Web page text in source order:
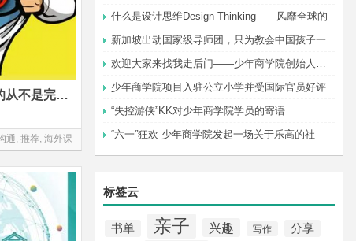
什么是设计思维Design Thinking——风靡全球的
新加坡出动国家级导师团，只为教会中国孩子一
欢迎大家来找我走后门——少年商学院创始人张华
少年商学院项目入驻公立小学并受国际官员好评
“失控游侠”KK对少年商学院学员的寄语
“六一”狂欢 少年商学院发起一场关于乐高的社
标签云
书单 亲子 兴趣 写作 分享
为人父者必看动画：孩子要的从不是完美的你
通 推荐, 海外课